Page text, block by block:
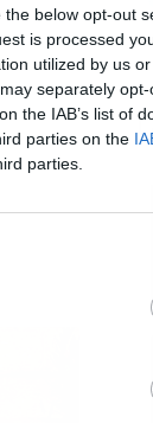
below opt-out
is processed
utilized by us
separately
the IAB’s list of
parties on the
parties.